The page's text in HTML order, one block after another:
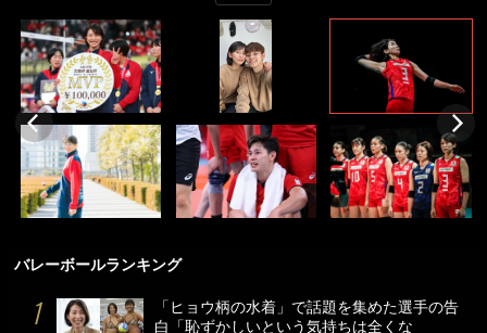
バレーボールランキング
「ヒョウ柄の水着」で話題を集めた選手の告
白「恥ずかしいという気持ちは全くな